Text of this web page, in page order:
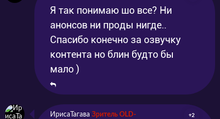
Я так понимаю шо все? Ни
анонсов ни проды нигде..
Спасибо конечно за озвучку
контента но блин будто бы
мало )
ИрисаТагава Зритель OLD-
+2